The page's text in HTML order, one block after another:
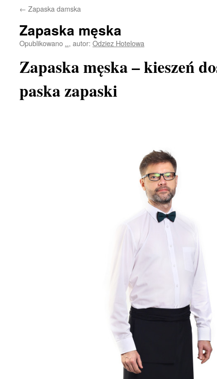
← Zapaska damska
Zapaska męska
Opublikowano .., autor: Odziez Hotelowa
Zapaska męska – kieszeń
paska zapaski